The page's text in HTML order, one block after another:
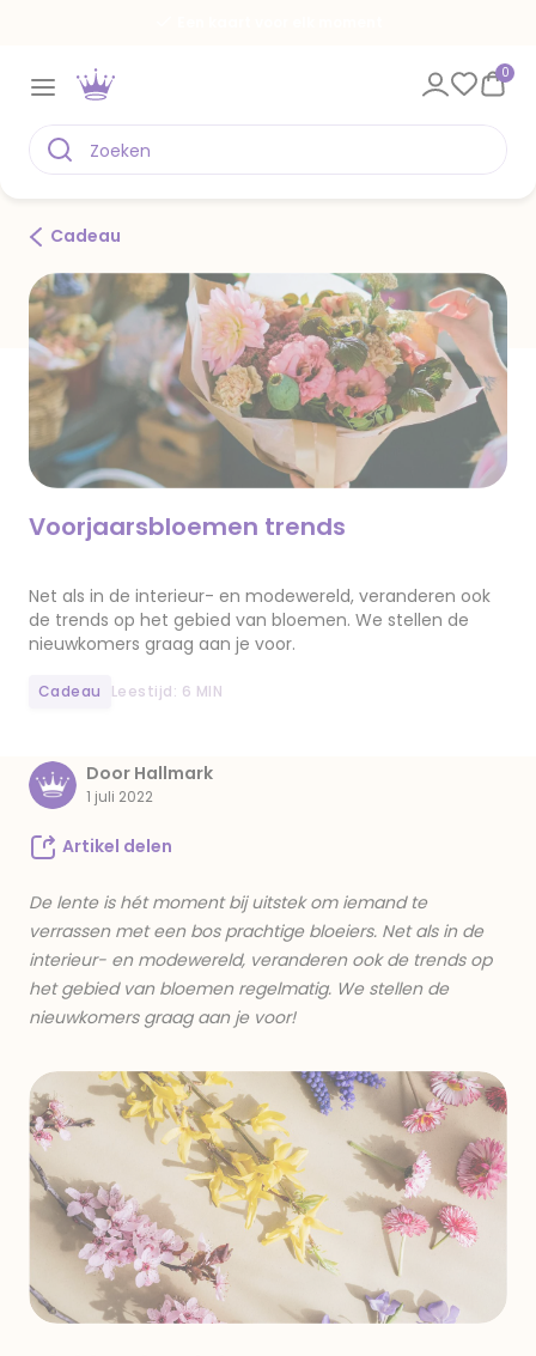
0
Cadeau
Voorjaarsbloemen trends
Net als in de interieur- en modewereld, veranderen ook
de trends op het gebied van bloemen. We stellen de
nieuwkomers graag aan je voor.
Cadeau Leestijd: 6 MIN
Door Hallmark
1 juli 2022
Artikel delen
De lente is hét moment bij uitstek om iemand te
verrassen met een bos prachtige bloeiers. Net als in de
interieur- en modewereld, veranderen ook de trends op
het gebied van bloemen regelmatig. We stellen de
nieuwkomers graag aan je voor!